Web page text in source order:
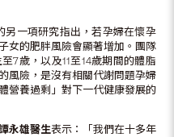
另一項研究指出，若孕婦在懷孕
女的肥胖風險會顯著增加。團隊
7歲，以及11至14歲期間的體脂
風險，是沒有相關代謝問題孕婦
營養過剩」對下一代健康發展的
永雄醫生表示：「我們在十多年